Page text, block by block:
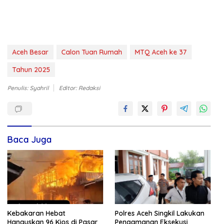
Aceh Besar Calon Tuan Rumah
MTQ Aceh ke 37
Tahun 2025
Penulis: Syahril Editor: Redaksi
Baca Juga
Kebakaran Hebat
Hanguskan 96 Kios di Pasar
Polres Aceh Singkil Lakukan
Pengamanan Eksekusi